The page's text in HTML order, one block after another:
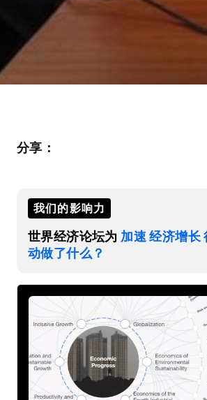
分享：
我们的影响力
世界经济论坛为 加速 经济增长
动做了什么？